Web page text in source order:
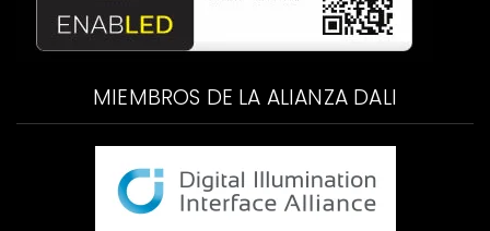
MIEMBROS DE LA ALIANZA DALI